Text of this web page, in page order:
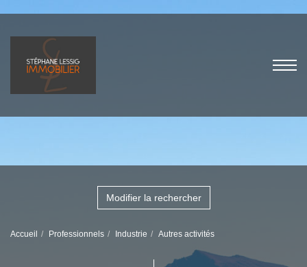
Modifier la rechercher
Accueil Professionnels Industrie Autres activités